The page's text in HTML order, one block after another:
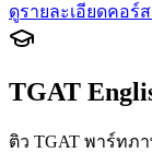
ดูรายละเอียดคอร์ส
TGAT
ติว TGAT พาร์ทภ